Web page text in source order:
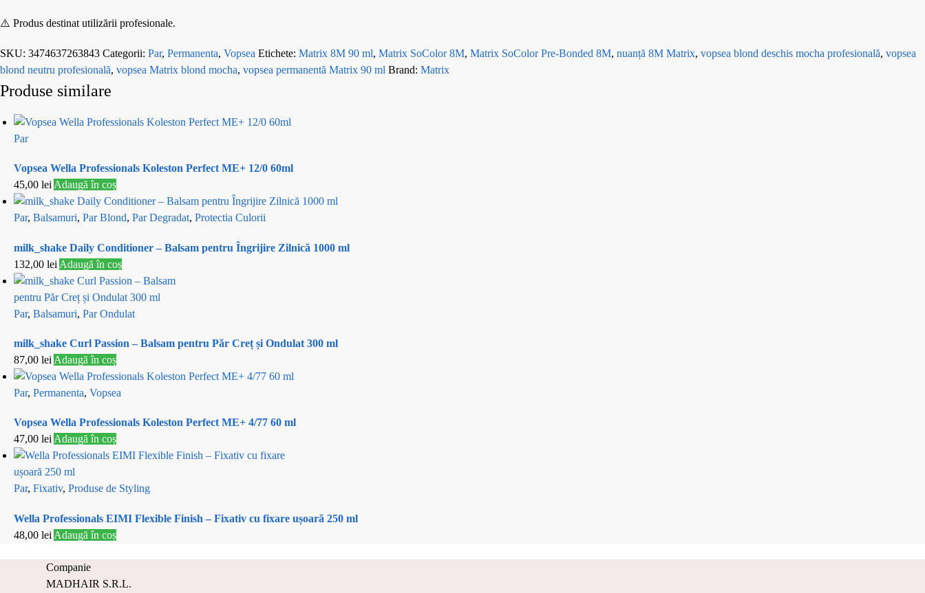
⚠️ Produs destinat utilizării profesionale.
SKU: 3474637263843 Categorii: Par, Permanenta, Vopsea Etichete: Matrix 8M 90 ml, Matrix SoColor 8M, Matrix SoColor Pre-Bonded 8M, nuanță 8M Matrix, vopsea blond deschis mocha profesională, vopsea
blond neutru profesională, vopsea Matrix blond mocha, vopsea permanentă Matrix 90 ml Brand: Matrix
Produse similare
Par
Vopsea Wella Professionals Koleston Perfect ME+ 12/0 60ml
45,00 lei Adaugă în coș
Par, Balsamuri, Par Blond, Par Degradat, Protectia Culorii
milk_shake Daily Conditioner – Balsam pentru Îngrijire Zilnică 1000 ml
132,00 lei Adaugă în coș
Par, Balsamuri, Par Ondulat
milk_shake Curl Passion – Balsam pentru Păr Creț și Ondulat 300 ml
87,00 lei Adaugă în coș
Par, Permanenta, Vopsea
Vopsea Wella Professionals Koleston Perfect ME+ 4/77 60 ml
47,00 leiAdaugă în coș
Par, Fixativ, Produse de Styling
Wella Professionals EIMI Flexible Finish – Fixativ cu fixare ușoară 250 ml
48,00 lei Adaugă în coș
Companie
MADHAIR S.R.L.